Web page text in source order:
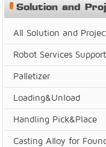
Solution and
All Solution and
Robot Services
Palletizer
Loading&Unload
Handling Pick&Place
Casting Alloy for